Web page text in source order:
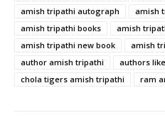
amish tripathi autograph
amish
amish tripathi books
amish
amish tripathi new book
amish
author amish tripathi
authors
chola tigers amish tripathi
ram